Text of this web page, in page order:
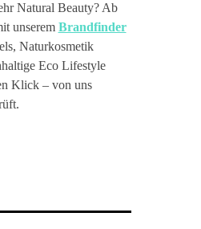
Natural Beauty? Ab
unserem Brandfinder
Naturkosmetik
Eco Lifestyle
Klick – von uns